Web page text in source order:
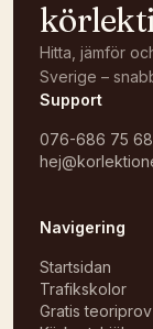
Hitta, jämför
Sverige –
Support
076-686 75 68
Navigering
Startsidan
Trafikskolor
Gratis teoriprov